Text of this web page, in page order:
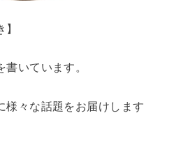
いています。
様々な話題をお届けします